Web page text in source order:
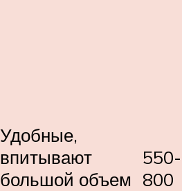
Удобные,
впитывают
большой объем
550-
800